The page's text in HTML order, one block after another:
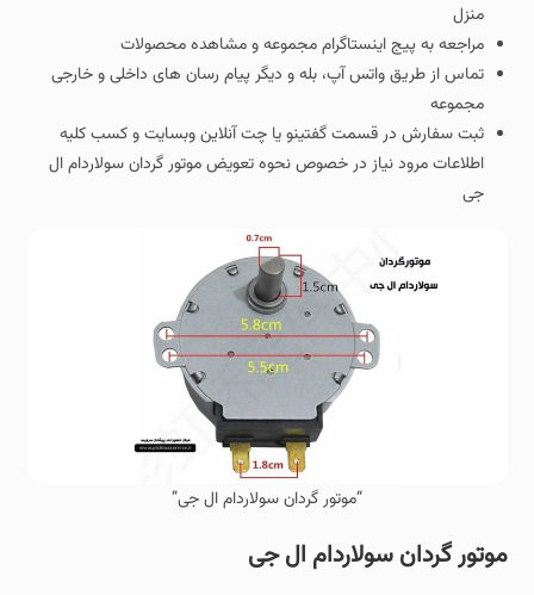
منزل
مراجعه به پیج اینستاگرام مجموعه و مشاهده محصولات
تماس از طریق واتس آپ، بله و دیگر پیام رسان های داخلی و خارجی
مجموعه
ثبت سفارش در قسمت گفتینو یا چت آنلاین وبسایت و کسب کلیه
اطلاعات مرود نیاز در خصوص نحوه تعویض موتور گردان سولاردام ال
جی
“موتور گردان سولاردام ال جی”
موتور گردان سولاردام ال جی